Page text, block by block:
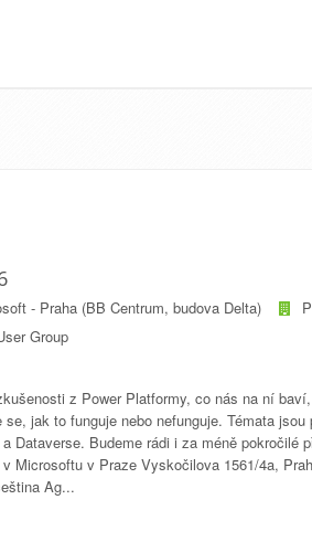
- Praha (BB Centrum, budova Delta)
Group
z Power Platformy, co nás na ní
jak to funguje nebo nefunguje. Témata
Dataverse. Budeme rádi i za méně pokročilé
Microsoftu v Praze Vyskočilova 1561/4a,
Ag...